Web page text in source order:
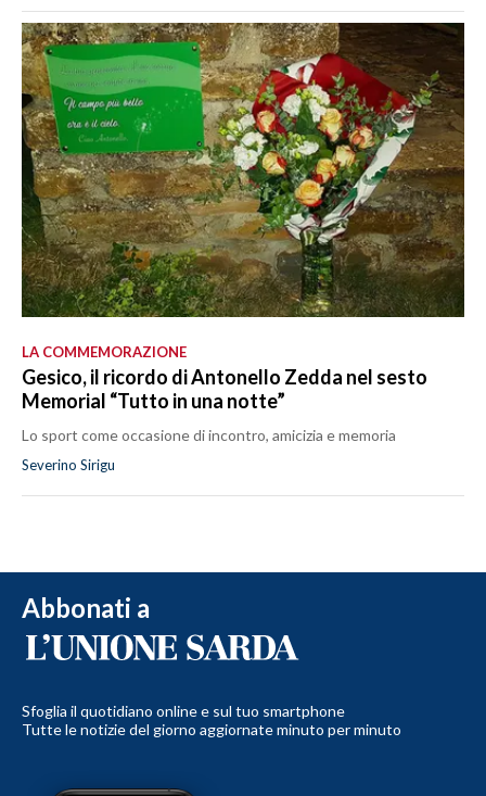
LA COMMEMORAZIONE
Gesico, il ricordo di Antonello Zedda nel sesto
Memorial “Tutto in una notte”
Lo sport come occasione di incontro, amicizia e memoria
Severino Sirigu
Abbonati a
Sfoglia il quotidiano online e sul tuo smartphone
Tutte le notizie del giorno aggiornate minuto per minuto